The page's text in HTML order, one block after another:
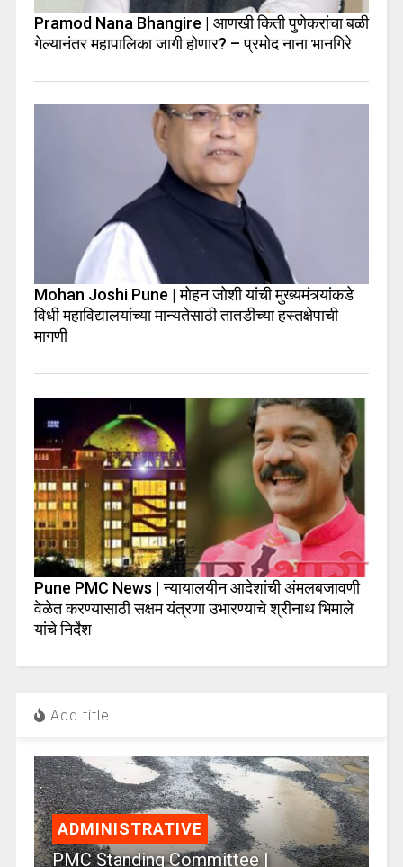
Pramod Nana Bhangire | आणखी किती पुणेकरांचा बळी
गेल्यानंतर महापालिका जागी होणार? – प्रमोद नाना भानगिरे
Mohan Joshi Pune | मोहन जोशी यांची मुख्यमंत्र्यांकडे
विधी महाविद्यालयांच्या मान्यतेसाठी तातडीच्या हस्तक्षेपाची
मागणी
Pune PMC News | न्यायालयीन आदेशांची अंमलबजावणी
वेळेत करण्यासाठी सक्षम यंत्रणा उभारण्याचे श्रीनाथ भिमाले
यांचे निर्देश
Add title
ADMINISTRATIVE
PMC Standing Committee |